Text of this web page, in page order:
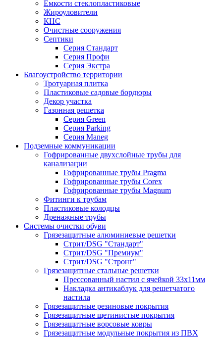
Емкости стеклопластиковые
Жироуловители
КНС
Очистные сооружения
Септики
Серия Стандарт
Серия Профи
Серия Экстра
Благоустройство территории
Тротуарная плитка
Пластиковые садовые бордюры
Декор участка
Газонная решетка
Серия Green
Серия Parking
Серия Maneg
Подземные коммуникации
Гофрированные двухслойные трубы для
канализации
Гофрированные трубы Pragma
Гофрированные трубы Corex
Гофрированные трубы Magnum
Фитинги к трубам
Пластиковые колодцы
Дренажные трубы
Системы очистки обуви
Грязезащитные алюминиевые решетки
Стрит/DSG "Стандарт"
Стрит/DSG "Премиум"
Стрит/DSG "Стронг"
Грязезащитные стальные решетки
Прессованный настил с ячейкой 33х11мм
Накладка антикаблук для решетчатого
настила
Грязезащитные резиновые покрытия
Грязезащитные щетинистые покрытия
Грязезащитные ворсовые ковры
Грязезащитные модульные покрытия из ПВХ